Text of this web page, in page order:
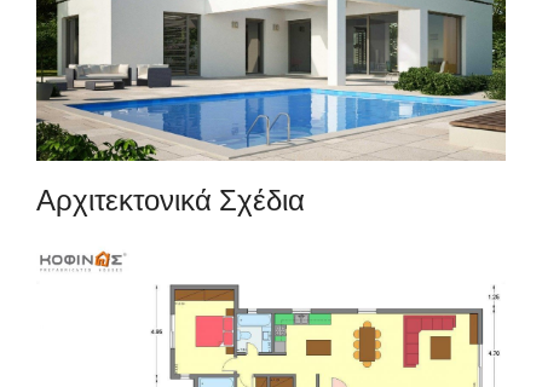
Αρχιτεκτονικά Σχέδια